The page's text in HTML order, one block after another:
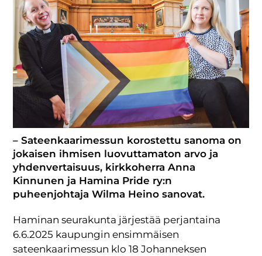
– Sateenkaarimessun korostettu sanoma on
jokaisen ihmisen luovuttamaton arvo ja
yhdenvertaisuus, kirkkoherra Anna
Kinnunen ja Hamina Pride ry:n
puheenjohtaja Wilma Heino sanovat.
Haminan seurakunta järjestää perjantaina
6.6.2025 kaupungin ensimmäisen
sateenkaarimessun klo 18 Johanneksen